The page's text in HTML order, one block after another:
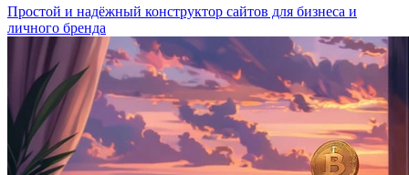
Простой и надёжный конструктор сайтов для бизнеса и
личного бренда